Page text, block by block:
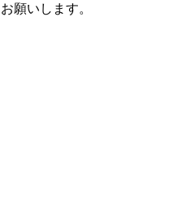
願いします。